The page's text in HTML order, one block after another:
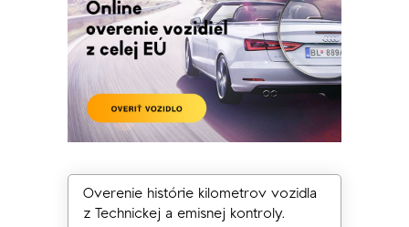
Overenie histórie kilometrov vozidla
z Technickej a emisnej kontroly.